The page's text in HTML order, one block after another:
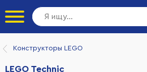
Конструкторы LEGO
LEGO Technic